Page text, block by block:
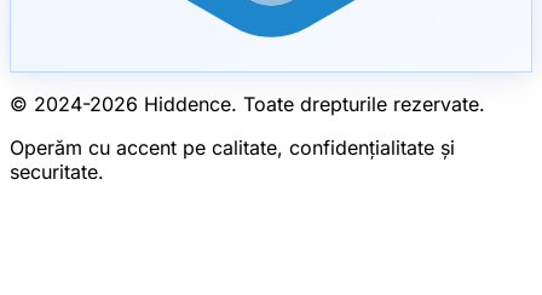
© 2024-2026 Hiddence. Toate drepturile rezervate.
Operăm cu accent pe calitate, confidențialitate și
securitate.